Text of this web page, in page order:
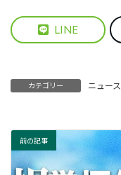
LINE
カテゴリー ニュース
前の記事